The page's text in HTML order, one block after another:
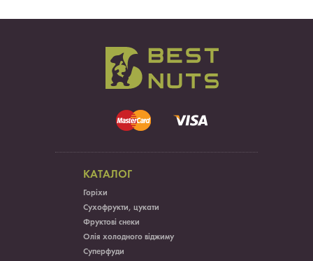
КАТАЛОГ
Горіхи
Сухофрукти, цукати
Фруктові снеки
Олія холодного віджиму
Суперфуди